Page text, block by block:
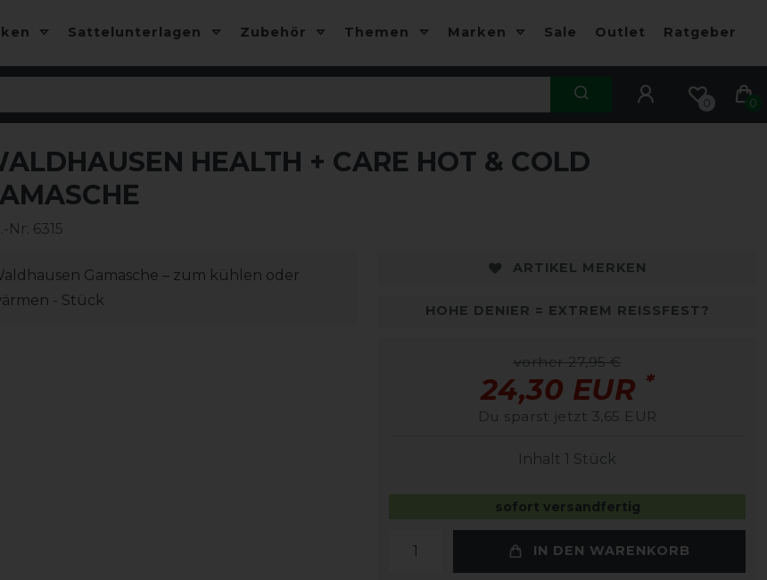
Sattelunterlagen Zubehör Themen Marken Sale Outlet Ratgeber
0 0
HEALTH + CARE HOT & COLD
Nr: 6315
Gamasche – zum kühlen oder
- Stück
ARTIKEL MERKEN
HOHE DENIER = EXTREM REISSFEST?
vorher 27,95 €
24,30 EUR *
Du sparst jetzt 3,65 EUR
Inhalt 1 Stück
sofort versandfertig
IN DEN WARENKORB